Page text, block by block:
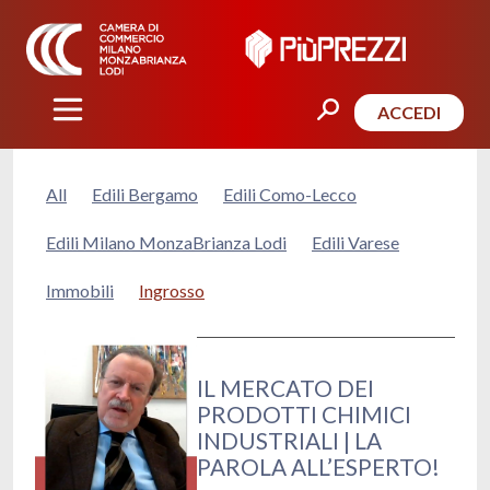
ACCEDI
All Edili Bergamo Edili Como-Lecco
Edili Milano MonzaBrianza Lodi Edili Varese
Immobili Ingrosso
IL MERCATO DEI
PRODOTTI CHIMICI
INDUSTRIALI | LA
PAROLA ALL’ESPERTO!